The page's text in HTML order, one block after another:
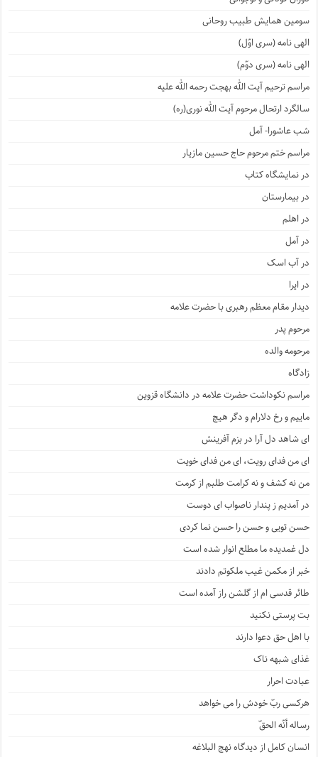
سومین همایش طبیب روحانی
الهی نامه (سری اوّل)
الهی نامه (سری دوّم)
مراسم ترحیم آیت الله بهجت رحمه الله علیه
سالگرد ارتحال مرحوم آیت الله نوری(ره)
شب عاشورا- آمل
مراسم ختم مرحوم حاج حسین مازیار
در نمایشگاه کتاب
در بیمارستان
در اهلم
در آمل
در آب اسک
در ایرا
دیدار مقام معظم رهبری با حضرت علامه
مرحوم پدر
مرحومه والده
زادگاه
مراسم نکوداشت حضرت علامه در دانشگاه قزوین
ماییم و رخ دلارام و دگر هیچ
ای شاهد دل آرا در بزم آفرینش
ای من فدای رویت، ای من فدای خویت
من نه کشف و نه کرامت طلبم از کرمت
در آمدیم ز پندار ناصواب ای دوست
حسن تویی و حسن را حسن نما کردی
دل غمدیده ما مطلع انوار شده است
خبر از مکمن غیب ملکوتم دادند
طائر قدسی ام از گلشن راز آمده است
بت پرستی نکنید
با اهل حق دعوا دارند
غذای شبهه ناک
عبادت احرار
هرکسی ربّ خودش را می خواهد
رساله أنّه الحقّ
انسان کامل از دیدگاه نهج البلاغه